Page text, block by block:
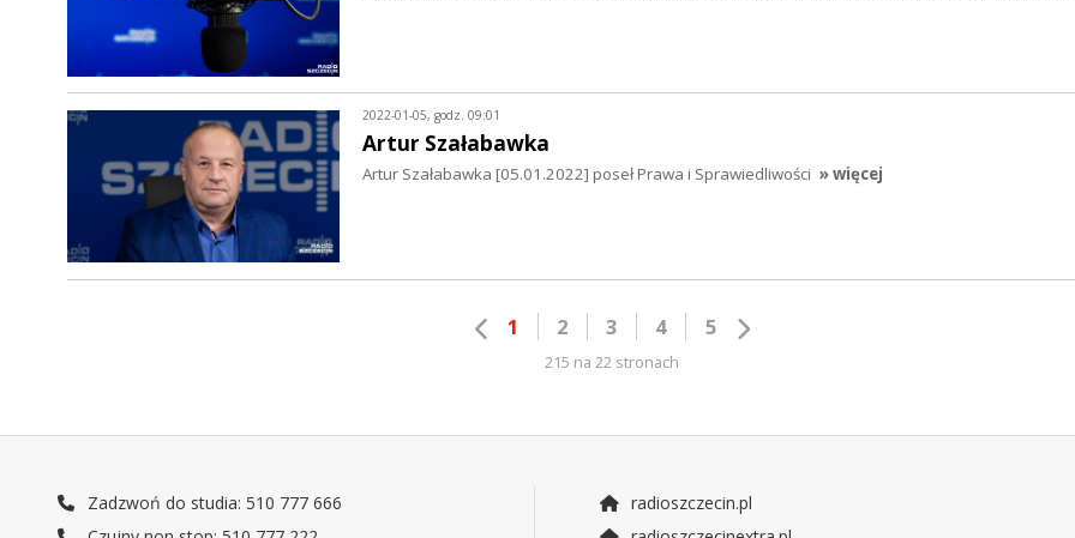
2022-01-05, godz. 09:01
Artur Szałabawka
Artur Szałabawka [05.01.2022] poseł Prawa i Sprawiedliwości » więcej
1 2 3 4 5
215 na 22 stronach
Zadzwoń do studia: 510 777 666
radioszczecin.pl